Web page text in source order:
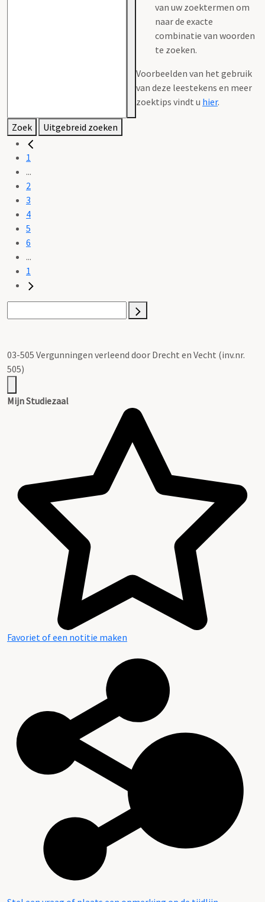
van uw zoektermen om
naar de exacte
combinatie van woorden
te zoeken.
Voorbeelden van het gebruik
van deze leestekens en meer
zoektips vindt u hier.
Zoek Uitgebreid zoeken
1
...
2
3
4
5
6
...
1
03-505 Vergunningen verleend door Drecht en Vecht (inv.nr.
505)
Mijn Studiezaal
Favoriet of een notitie maken